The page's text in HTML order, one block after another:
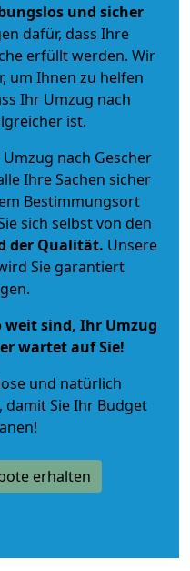
und sicher
dafür, dass Ihre
erfüllt werden. Wir
um Ihnen zu helfen
Ihr Umzug nach
ist.
nach Gescher
Ihre Sachen sicher
Bestimmungsort
sich selbst von den
der Qualität. Unsere
Sie garantiert
weit sind, Ihr Umzug
wartet auf Sie!
und natürlich
, damit Sie Ihr Budget
erhalten